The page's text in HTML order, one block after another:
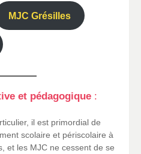
MJC Grésilles
et pédagogique :
il est primordial de
scolaire et périscolaire à
et les MJC ne cessent de se